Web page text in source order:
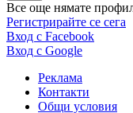
Все още нямате
Регистрирайте се сега
Вход с Facebook
Вход с Google
Реклама
Контакти
Общи условия